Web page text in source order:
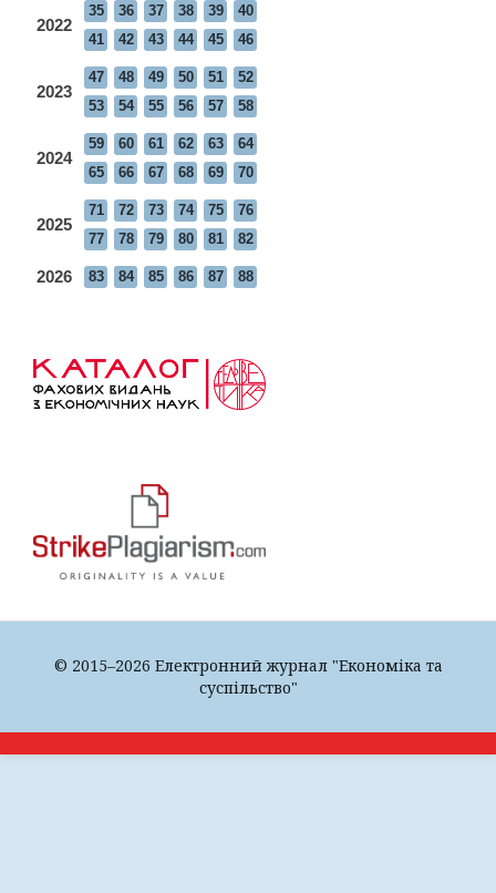
2022
35 36 37 38 39
40
41
42 43 44 45 46
2023
47 48 49 50 51
52
53
54 55 56 57 58
2024
59 60 61 62 63
64
65
66 67 68 69 70
2025
71 72 73 74 75
76
77
78 79 80 81 82
2026 83 84 85 86 87 88
© 2015–2026 Електронний журнал "Економіка та
суспільство"